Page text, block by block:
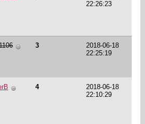
22:26:23
3
2018-06-18
22:25:19
4
2018-06-18
22:10:29